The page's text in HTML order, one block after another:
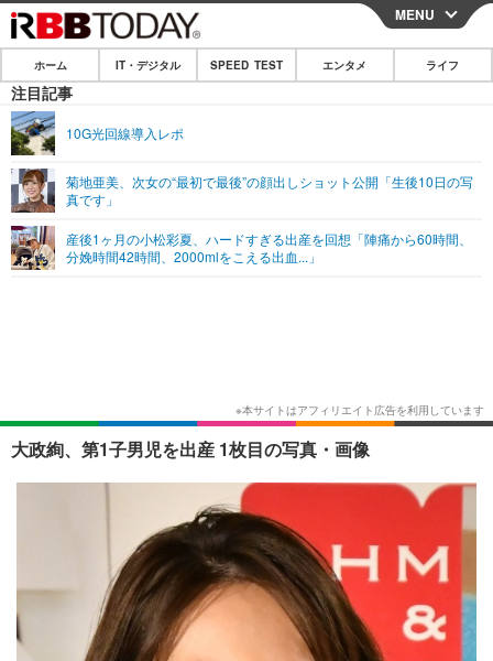
CLOSE
ホーム
IT・デジタル
ネタ
ショッピング その他
SPEED TEST
エンタメ
エンタメTOP
ショッピング その他
ライフ
MENU
ホーム IT・デジタル SPEED TEST エンタメ ライフ
注目記事
10G光回線導入レポ
菊地亜美、次女の“最初で最後”の顔出しショット公開「生後10日の写
真です」
産後1ヶ月の小松彩夏、ハードすぎる出産を回想「陣痛から60時間、
分娩時間42時間、2000mlをこえる出血...」
大政絢、第1子男児を出産 1枚目の写真・画像